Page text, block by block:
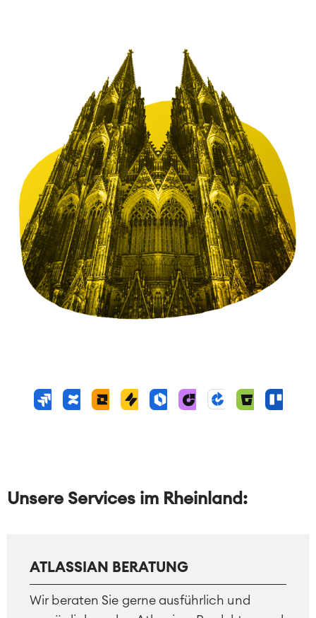
Unsere Services im Rheinland:
ATLASSIAN BERATUNG
Wir beraten Sie gerne ausführlich und